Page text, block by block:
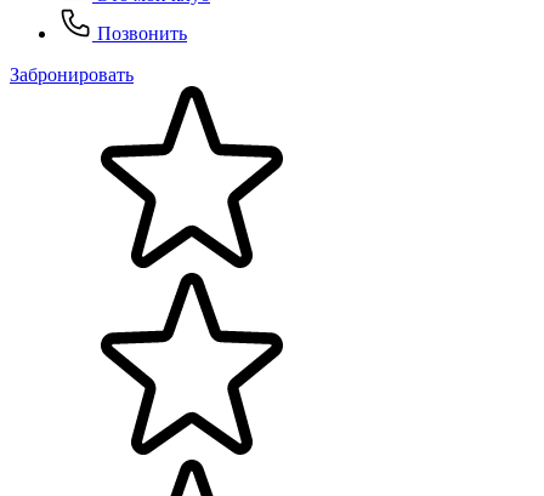
Позвонить
Забронировать